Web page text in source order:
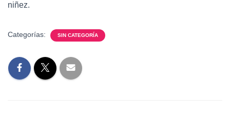
niñez.
Categorías: SIN CATEGORÍA